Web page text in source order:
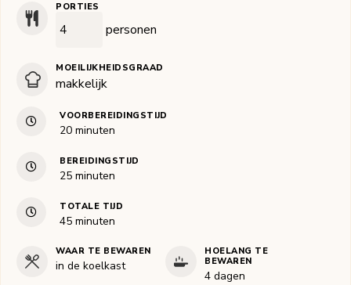
PORTIES
personen
MOEILIJKHEIDSGRAAD
makkelijk
VOORBEREIDINGSTIJD
20minuten
minuten
BEREIDINGSTIJD
25minuten
minuten
TOTALE TIJD
45minuten
minuten
WAAR TE BEWAREN
in de koelkast
HOELANG TE
BEWAREN
4 dagen